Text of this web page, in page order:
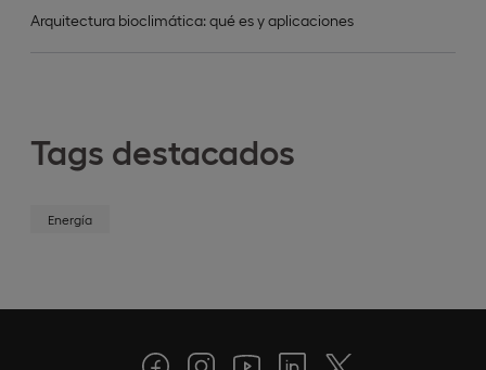
Arquitectura bioclimática: qué es y aplicaciones
Tags destacados
Energía